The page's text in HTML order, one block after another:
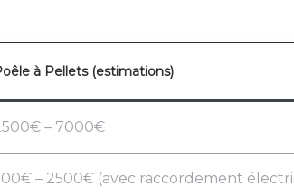
à Pellets (estimations)
– 7000€
– 2500€ (avec raccordement